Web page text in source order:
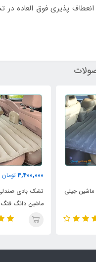
انعطاف پذیری فوق
جیلی
4,400,000 تومان
تشک بادی
ماشین دانگ فنگ S30